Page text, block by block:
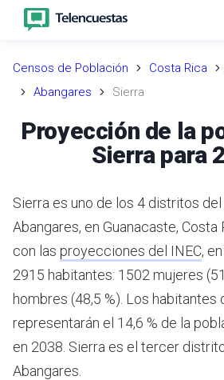
Censos de Población Costa Rica
Abangares
Sierra
Proyección de la
Sierra para
Sierra es uno de los 4 distritos del
Abangares, en Guanacaste, Costa
con las proyecciones del INEC,
2915 habitantes: 1502 mujeres
hombres (48,5 %). Los habitantes
representarán el 14,6 % de la
en 2038. Sierra es el tercer
Abangares.